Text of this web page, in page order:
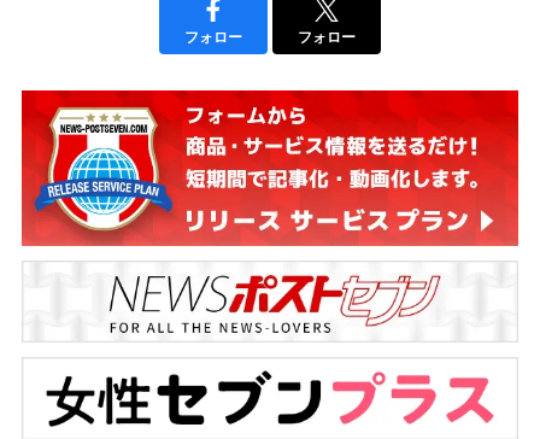
フォロー フォロー